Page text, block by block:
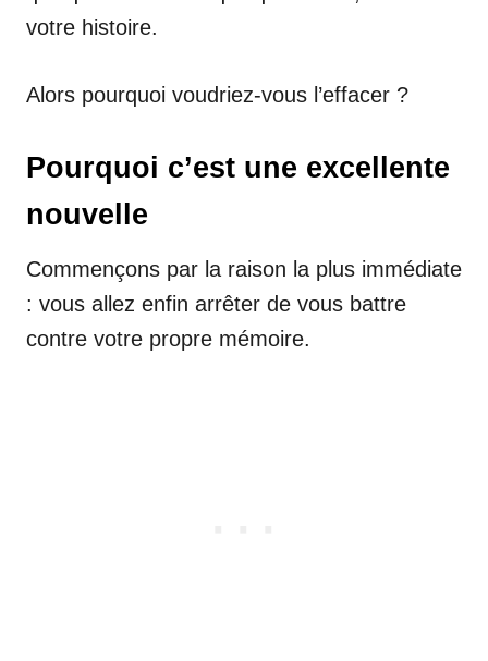
votre histoire.
Alors pourquoi voudriez-vous l’effacer ?
Pourquoi c’est une excellente
nouvelle
Commençons par la raison la plus immédiate
: vous allez enfin arrêter de vous battre
contre votre propre mémoire.